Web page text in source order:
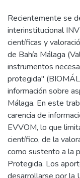
Recientemente se
interinstitucional
científicas y
de Bahía Málaga
instrumentos
protegida"
información sobre
Málaga. En este
carencia de
EVVOM, lo que
científico, de la
como sustento a la
Protegida. Los